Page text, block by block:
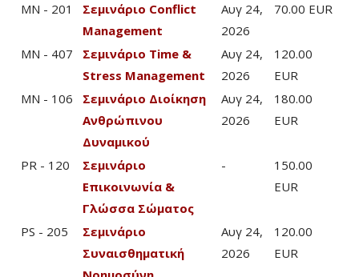
MN - 201
Σεμινάριο Conflict
Management
Αυγ 24,
2026
70.00 EUR
MN - 407
Σεμινάριο Time &
Stress Management
Αυγ 24,
2026
120.00
EUR
MN - 106
Σεμινάριο Διοίκηση
Ανθρώπινου
Δυναμικού
Αυγ 24,
2026
180.00
EUR
PR - 120
Σεμινάριο
Επικοινωνία &
Γλώσσα Σώματος
-
150.00
EUR
PS - 205
Σεμινάριο
Συναισθηματική
Αυγ 24,
2026
120.00
EUR